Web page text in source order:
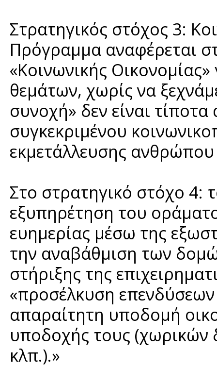
Στρατηγικός στόχος 3:
Πρόγραμμα αναφέρεται
«Κοινωνικής
θεμάτων, χωρίς να
συνοχή» δεν είναι
συγκεκριμένου
εκμετάλλευσης
Στο στρατηγικό στόχο 4:
εξυπηρέτηση του
ευημερίας μέσω της
την αναβάθμιση των
στήριξης της
«προσέλκυση
απαραίτητη υποδομή
υποδοχής τους (χωρικών
κλπ.).»